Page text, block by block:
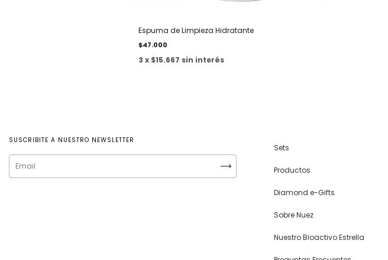
Espuma de Limpieza Hidratante
$47.000
3 x $15.667 sin interés
SUSCRIBITE A NUESTRO NEWSLETTER
Sets
Productos
Diamond e-Gifts
Sobre Nuez
Nuestro Bioactivo Estrella